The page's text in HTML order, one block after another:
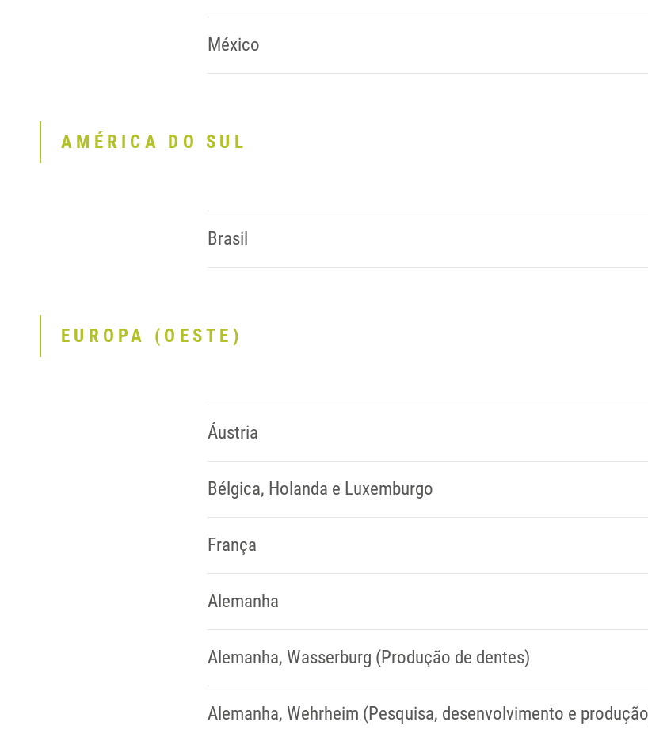
México
AMÉRICA DO SUL
Brasil
EUROPA (OESTE)
Áustria
Bélgica, Holanda e Luxemburgo
França
Alemanha
Alemanha, Wasserburg (Produção de dentes)
Alemanha, Wehrheim (Pesquisa, desenvolvimento e